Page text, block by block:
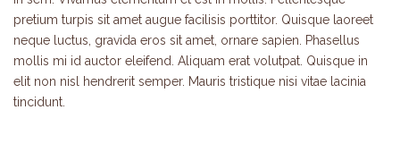
pretium turpis sit amet augue facilisis porttitor. Quisque laoreet
neque luctus, gravida eros sit amet, ornare sapien. Phasellus
mollis mi id auctor eleifend. Aliquam erat volutpat. Quisque in
elit non nisl hendrerit semper. Mauris tristique nisi vitae lacinia
tincidunt.